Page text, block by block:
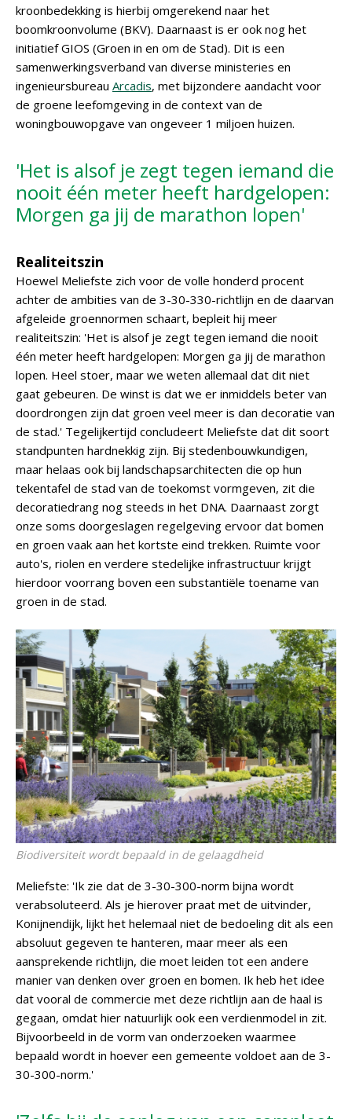
kroonbedekking is hierbij omgerekend naar het
boomkroonvolume (BKV). Daarnaast is er ook nog het
initiatief GIOS (Groen in en om de Stad). Dit is een
samenwerkingsverband van diverse ministeries en
ingenieursbureau Arcadis, met bijzondere aandacht voor
de groene leefomgeving in de context van de
woningbouwopgave van ongeveer 1 miljoen huizen.
'Het is alsof je zegt tegen iemand die
nooit één meter heeft hardgelopen:
Morgen ga jij de marathon lopen'
Realiteitszin
Hoewel Meliefste zich voor de volle honderd procent
achter de ambities van de 3-30-330-richtlijn en de daarvan
afgeleide groennormen schaart, bepleit hij meer
realiteitszin: 'Het is alsof je zegt tegen iemand die nooit
één meter heeft hardgelopen: Morgen ga jij de marathon
lopen. Heel stoer, maar we weten allemaal dat dit niet
gaat gebeuren. De winst is dat we er inmiddels beter van
doordrongen zijn dat groen veel meer is dan decoratie van
de stad.' Tegelijkertijd concludeert Meliefste dat dit soort
standpunten hardnekkig zijn. Bij stedenbouwkundigen,
maar helaas ook bij landschapsarchitecten die op hun
tekentafel de stad van de toekomst vormgeven, zit die
decoratiedrang nog steeds in het DNA. Daarnaast zorgt
onze soms doorgeslagen regelgeving ervoor dat bomen
en groen vaak aan het kortste eind trekken. Ruimte voor
auto's, riolen en verdere stedelijke infrastructuur krijgt
hierdoor voorrang boven een substantiële toename van
groen in de stad.
Biodiversiteit wordt bepaald in de gelaagdheid
Meliefste: 'Ik zie dat de 3-30-300-norm bijna wordt
verabsoluteerd. Als je hierover praat met de uitvinder,
Konijnendijk, lijkt het helemaal niet de bedoeling dit als een
absoluut gegeven te hanteren, maar meer als een
aansprekende richtlijn, die moet leiden tot een andere
manier van denken over groen en bomen. Ik heb het idee
dat vooral de commercie met deze richtlijn aan de haal is
gegaan, omdat hier natuurlijk ook een verdienmodel in zit.
Bijvoorbeeld in de vorm van onderzoeken waarmee
bepaald wordt in hoever een gemeente voldoet aan de 3-
30-300-norm.'